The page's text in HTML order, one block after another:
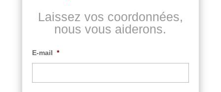
Laissez vos coordonnées,
nous vous aiderons.
E-mail *